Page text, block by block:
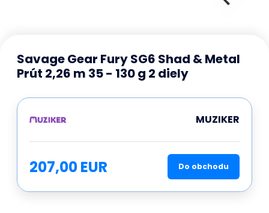
Savage Gear Fury SG6 Shad & Metal
Prút 2,26 m 35 - 130 g 2 diely
MUZIKER
207,00 EUR Do obchodu